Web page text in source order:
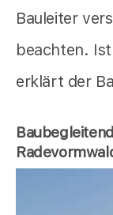
Bauleiter
beachten.
erklärt der